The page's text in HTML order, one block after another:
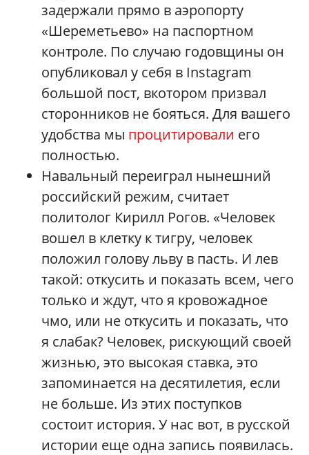
задержали прямо в аэропорту
«Шереметьево» на паспортном
контроле. По случаю годовщины он
опубликовал у себя в Instagram
большой пост, вкотором призвал
сторонников не бояться. Для вашего
удобства мы процитировали его
полностью.
Навальный переиграл нынешний
российский режим, считает
политолог Кирилл Рогов. «Человек
вошел в клетку к тигру, человек
положил голову льву в пасть. И лев
такой: откусить и показать всем, чего
только и ждут, что я кровожадное
чмо, или не откусить и показать, что
я слабак? Человек, рискующий своей
жизнью, это высокая ставка, это
запоминается на десятилетия, если
не больше. Из этих поступков
состоит история. У нас вот, в русской
истории еще одна запись появилась.